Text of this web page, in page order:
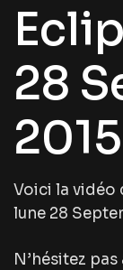
28
2015
Voici la vidéo
lune 28
N’hésitez